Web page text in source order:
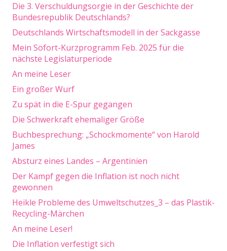
Die 3. Verschuldungsorgie in der Geschichte der
Bundesrepublik Deutschlands?
Deutschlands Wirtschaftsmodell in der Sackgasse
Mein Sofort-Kurzprogramm Feb. 2025 für die
nächste Legislaturperiode
An meine Leser
Ein großer Wurf
Zu spät in die E-Spur gegangen
Die Schwerkraft ehemaliger Größe
Buchbesprechung: „Schockmomente“ von Harold
James
Absturz eines Landes – Argentinien
Der Kampf gegen die Inflation ist noch nicht
gewonnen
Heikle Probleme des Umweltschutzes_3 – das Plastik-
Recycling-Märchen
An meine Leser!
Die Inflation verfestigt sich